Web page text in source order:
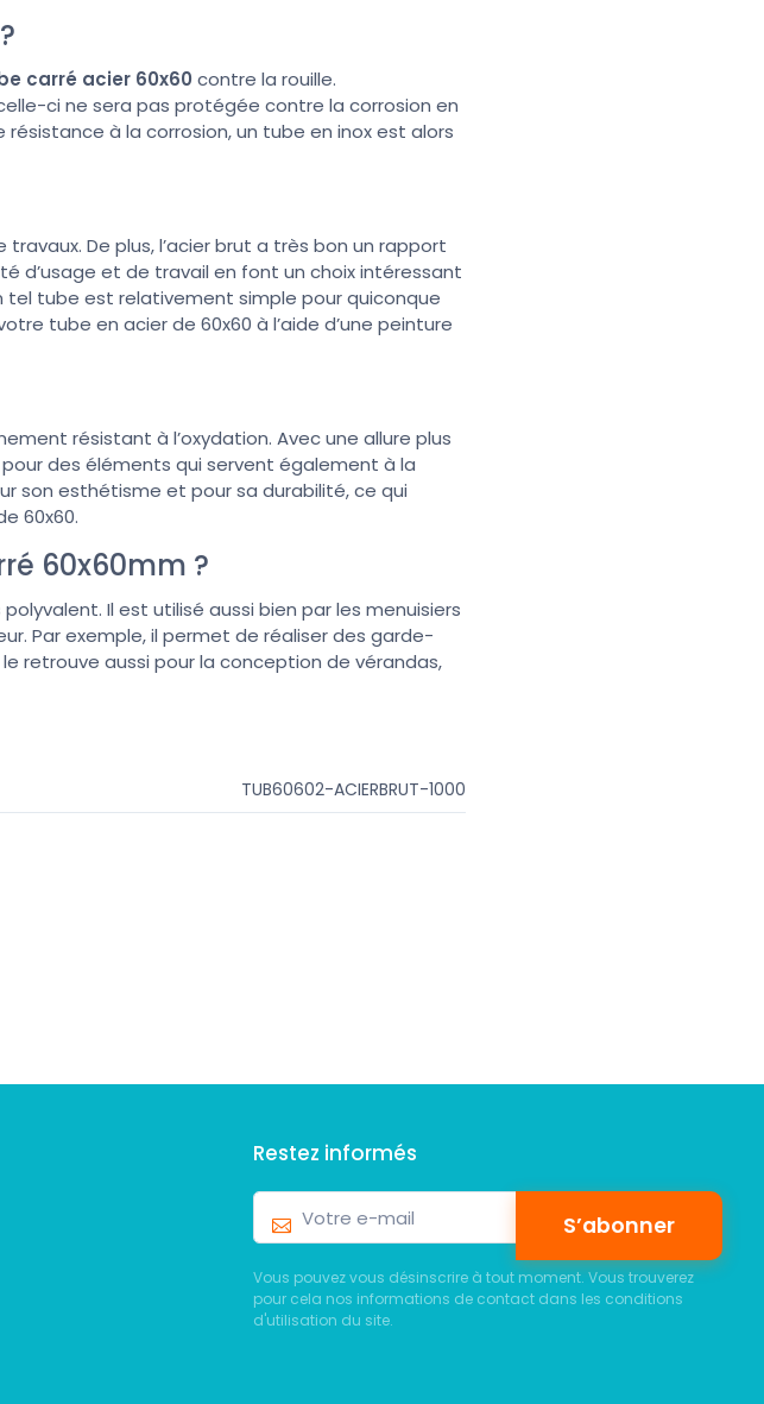
carré acier 60x60 contre la rouille.
ci ne sera pas protégée contre la corrosion en
à la corrosion, un tube en inox est alors
De plus, l’acier brut a très bon un rapport
d’usage et de travail en font un choix intéressant
tel tube est relativement simple pour quiconque
tube en acier de 60x60 à l’aide d’une peinture
résistant à l’oxydation. Avec une allure plus
des éléments qui servent également à la
son esthétisme et pour sa durabilité, ce qui
60x60.
60x60mm ?
Il est utilisé aussi bien par les menuisiers
Par exemple, il permet de réaliser des garde-
retrouve aussi pour la conception de vérandas,
TUB60602-ACIERBRUT-1000
Restez informés
S’abonner
Vous pouvez vous désinscrire à tout moment. Vous trouverez
pour cela nos informations de contact dans les conditions
d'utilisation du site.